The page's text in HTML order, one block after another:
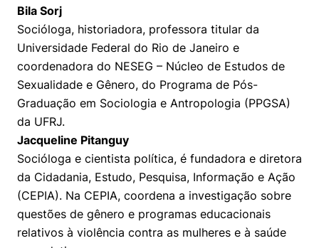
Bila Sorj
Socióloga, historiadora, professora titular da
Universidade Federal do Rio de Janeiro e
coordenadora do NESEG – Núcleo de Estudos de
Sexualidade e Gênero, do Programa de Pós-
Graduação em Sociologia e Antropologia (PPGSA)
da UFRJ.
Jacqueline Pitanguy
Socióloga e cientista política, é fundadora e diretora
da Cidadania, Estudo, Pesquisa, Informação e Ação
(CEPIA). Na CEPIA, coordena a investigação sobre
questões de gênero e programas educacionais
relativos à violência contra as mulheres e à saúde